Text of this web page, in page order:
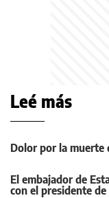
Leé más
Dolor por la muerte
El embajador de
con el presidente